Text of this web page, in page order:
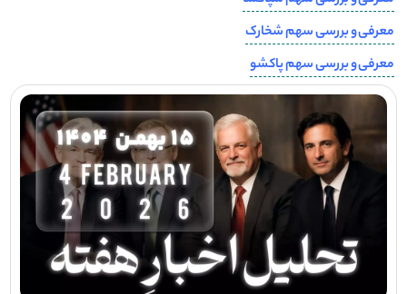
معرفی و بررسی سهم شخارک
معرفی و بررسی سهم پاکشو